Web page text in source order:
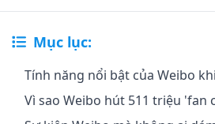
Mục lục:
Tính năng nổi bật của Weibo
Vì sao Weibo hút 511 triệu 'fan